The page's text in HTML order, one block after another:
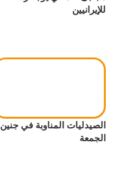
للإيرانيين
الصيدليات المناوبة في جنين
الجمعة